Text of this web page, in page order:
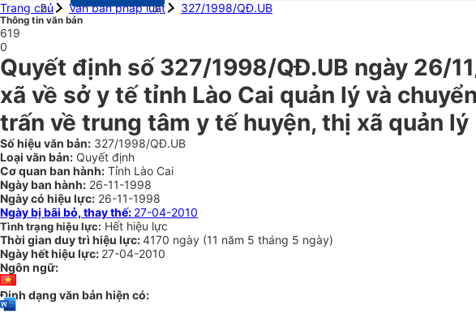
Trang chủ
Văn bản pháp luật 327/1998/QĐ.UB
Thông tin văn bản
619
0
Quyết định số 327/1998/QĐ.UB ngày 26/
xã về sở y tế tỉnh Lào Cai quản lý và
trấn về trung tâm y tế huyện, thị xã quản
Số hiệu văn bản: 327/1998/QĐ.UB
Loại văn bản: Quyết định
Cơ quan ban hành: Tỉnh Lào Cai
Ngày ban hành: 26-11-1998
Ngày có hiệu lực: 26-11-1998
Ngày bị bãi bỏ, thay thế: 27-04-2010
Tình trạng hiệu lực: Hết hiệu lực
Thời gian duy trì hiệu lực:4170 ngày (11 năm 5 tháng 5 ngày)
Ngày hết hiệu lực: 27-04-2010
Ngôn ngữ:
Định dạng văn bản hiện có: